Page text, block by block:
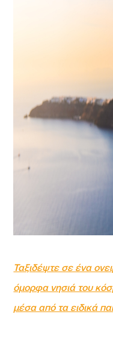
Ταξιδέψτε σε ένα
όμορφα νησιά του
μέσα από τα ειδικά